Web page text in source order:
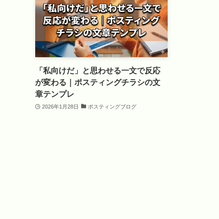
「私向けだ」と思わせる一文で反応
が変わる｜ポスティングチラシの文
章テンプレ
2026年1月28日 ポスティングブログ